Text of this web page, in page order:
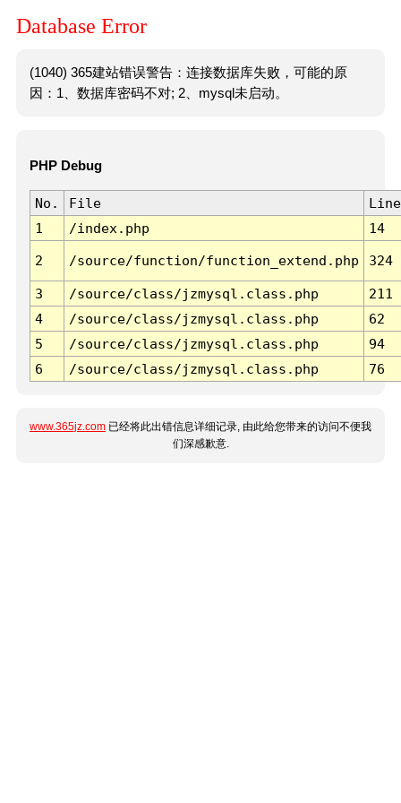
Database Error
(1040) 365建站错误警告：连接数据库失败，可能的原
因：1、数据库密码不对; 2、mysql未启动。
PHP Debug
No. File
Line
1
/index.php 14
2 /source/function/function_extend.php 324
3 /source/class/jzmysql.class.php
211
4
/source/class/jzmysql.class.php
62
5
/source/class/jzmysql.class.php
94
6
/source/class/jzmysql.class.php 76
www.365jz.com 已经将此出错信息详细记录, 由此给您带来的访问不便我
们深感歉意.